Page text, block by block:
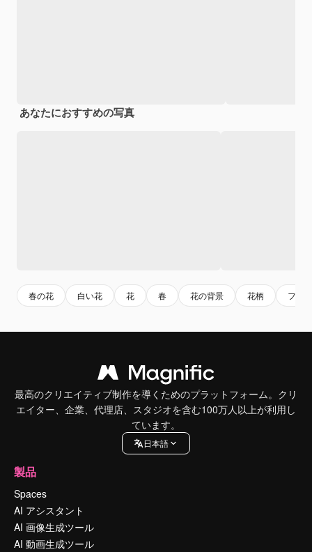
あなたにおすすめの写真
春の花 白い花 花 春 花の背景 花柄 フロ
最高のクリエイティブ制作を導くためのプラットフォーム。クリ
エイター、企業、代理店、スタジオを含む100万人以上が利用し
ています。
日本語
製品
Spaces
AI アシスタント
AI 画像生成ツール
AI 動画生成ツール